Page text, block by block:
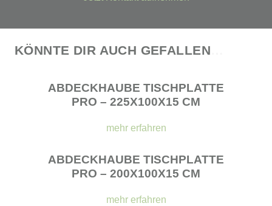
KÖNNTE DIR AUCH GEFALLEN
ABDECKHAUBE TISCHPLATTE
PRO – 225X100X15 CM
mehr erfahren
ABDECKHAUBE TISCHPLATTE
PRO – 200X100X15 CM
mehr erfahren